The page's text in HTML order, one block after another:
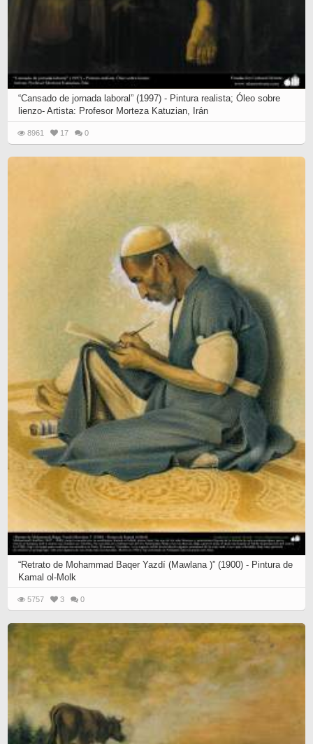
“Cansado de jornada laboral” (1997) - Pintura realista; Óleo sobre
lienzo- Artista: Profesor Morteza Katuzian, Irán
8961 17 0
“Retrato de Mohammad Baqer Yazdí (Mawlana )” (1900) - Pintura de
Kamal ol-Molk
5757 3 0